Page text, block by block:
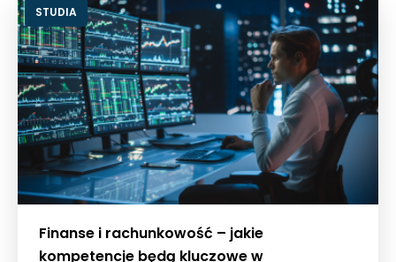
STUDIA
Finanse i rachunkowość – jakie
kompetencje będą kluczowe w